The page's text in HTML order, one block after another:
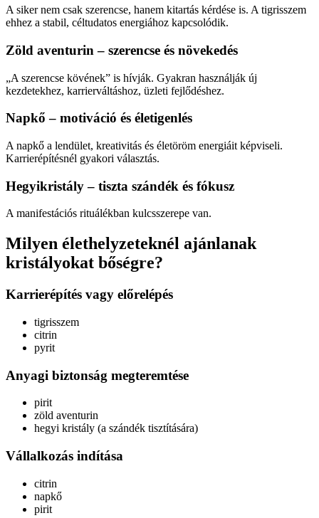
A siker nem csak szerencse, hanem kitartás kérdése is. A tigrisszem
ehhez a stabil, céltudatos energiához kapcsolódik.
Zöld aventurin – szerencse és növekedés
„A szerencse kövének” is hívják. Gyakran használják új
kezdetekhez, karrierváltáshoz, üzleti fejlődéshez.
Napkő – motiváció és életigenlés
A napkő a lendület, kreativitás és életöröm energiáit képviseli.
Karrierépítésnél gyakori választás.
Hegyikristály – tiszta szándék és fókusz
A manifestációs rituálékban kulcsszerepe van.
Milyen élethelyzeteknél ajánlanak
kristályokat bőségre?
Karrierépítés vagy előrelépés
tigrisszem
citrin
pyrit
Anyagi biztonság megteremtése
pirit
zöld aventurin
hegyi kristály (a szándék tisztítására)
Vállalkozás indítása
citrin
napkő
pirit